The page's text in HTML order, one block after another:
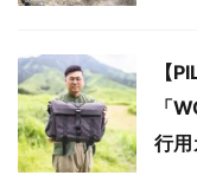
【
「
行用